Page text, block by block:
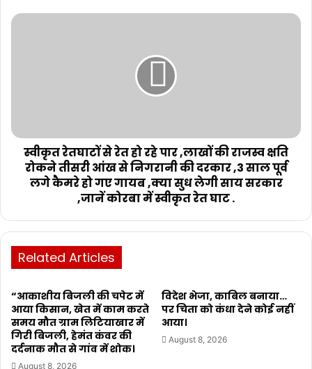
स्वीकृत रेतघाटों से रेत हो रहे पार ,लाखों की राजस्व क्षति
रोकने तीसरी आंख से निगरानी की दरकार ,3 साल पूर्व
लगे कैमरे हो गए गायब ,क्या सुध लेगी साय सरकार
,जानें कोरबा में स्वीकृत रेत घाट .
Related Articles
“आकाशीय बिजली की चपेट में
आया किसान, खेत में काम करते
समय मौत ग्राम लिटियाखार में
गिरी बिजली, हेमंत कंवर की
दर्दनाक मौत से गांव में शोक।
August 8, 2026
विदेश भेजा, काबिल बनाया…
पर चिता को कंधा देने कोई नहीं
आया।
August 8, 2026